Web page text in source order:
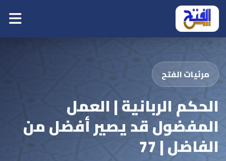
مرئيات الفتح
الحكم الربانية | العمل
المفضول قد يصير أفضل من
الفاضل | 77